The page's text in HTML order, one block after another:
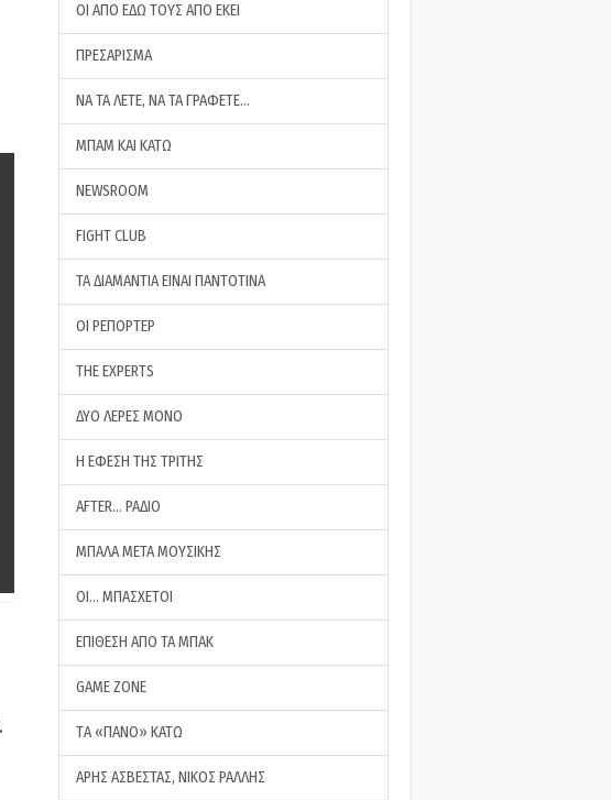
ΟΙ ΑΠΟ ΕΔΩ ΤΟΥΣ ΑΠΟ ΕΚΕΙ
ΠΡΕΣΑΡΙΣΜΑ
ΝΑ ΤΑ ΛΕΤΕ, ΝΑ ΤΑ ΓΡΑΦΕΤΕ…
ΜΠΑΜ ΚΑΙ ΚΑΤΩ
NEWSROOM
FIGHT CLUB
ΤΑ ΔΙΑΜΑΝΤΙΑ ΕΙΝΑΙ ΠΑΝΤΟΤΙΝΑ
ΟΙ ΡΕΠΟΡΤΕΡ
THE EXPERTS
ΔΥΟ ΛΕΡΕΣ ΜΟΝΟ
Η ΕΦΕΣΗ ΤΗΣ ΤΡΙΤΗΣ
AFTER… ΡΑΔΙΟ
ΜΠΑΛΑ ΜΕΤΑ ΜΟΥΣΙΚΗΣ
ΟΙ… ΜΠΑΣΧΕΤΟΙ
ΕΠΙΘΕΣΗ ΑΠΟ ΤΑ ΜΠΑΚ
GAME ZONE
ΤA «ΠΑΝΟ» ΚΑΤΩ
ΑΡΗΣ ΑΣΒΕΣΤΑΣ, ΝΙΚΟΣ ΡΑΛΛΗΣ